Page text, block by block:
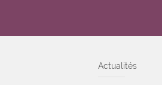
Actualités